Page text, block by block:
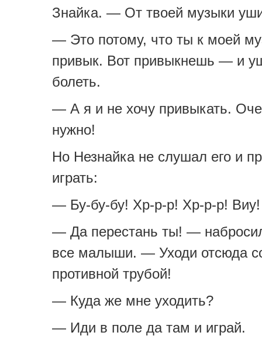
Знайка. — От твоей музыки
— Это потому, что ты к моей
привык. Вот привыкнешь — и
болеть.
— А я и не хочу привыкать.
нужно!
Но Незнайка не слушал его и
играть:
— Бу-бу-бу! Хр-р-р! Хр-р-р!
— Да перестань ты! —
все малыши. — Уходи отсюда
противной трубой!
— Куда же мне уходить?
— Иди в поле да там и играй.